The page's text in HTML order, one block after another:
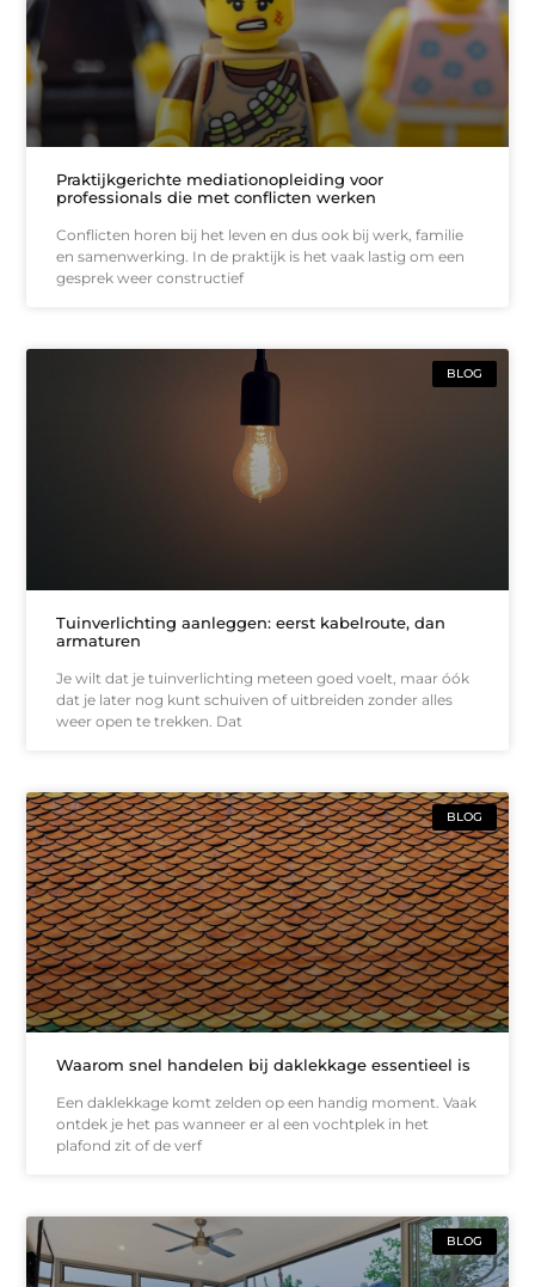
Praktijkgerichte mediationopleiding voor
professionals die met conflicten werken
Conflicten horen bij het leven en dus ook bij werk, familie
en samenwerking. In de praktijk is het vaak lastig om een
gesprek weer constructief
BLOG
Tuinverlichting aanleggen: eerst kabelroute, dan
armaturen
Je wilt dat je tuinverlichting meteen goed voelt, maar óók
dat je later nog kunt schuiven of uitbreiden zonder alles
weer open te trekken. Dat
BLOG
Waarom snel handelen bij daklekkage essentieel is
Een daklekkage komt zelden op een handig moment. Vaak
ontdek je het pas wanneer er al een vochtplek in het
plafond zit of de verf
BLOG